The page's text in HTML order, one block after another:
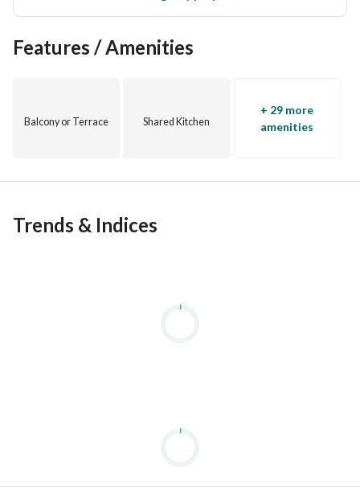
Features / Amenities
Balcony or Terrace Shared Kitchen
+ 29 more
amenities
Trends & Indices